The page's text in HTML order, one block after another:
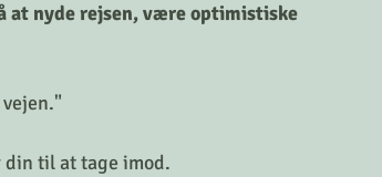
at nyde rejsen, være optimistiske
til at tage imod.